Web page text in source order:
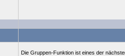
Die Gruppen-Funktion ist eines der